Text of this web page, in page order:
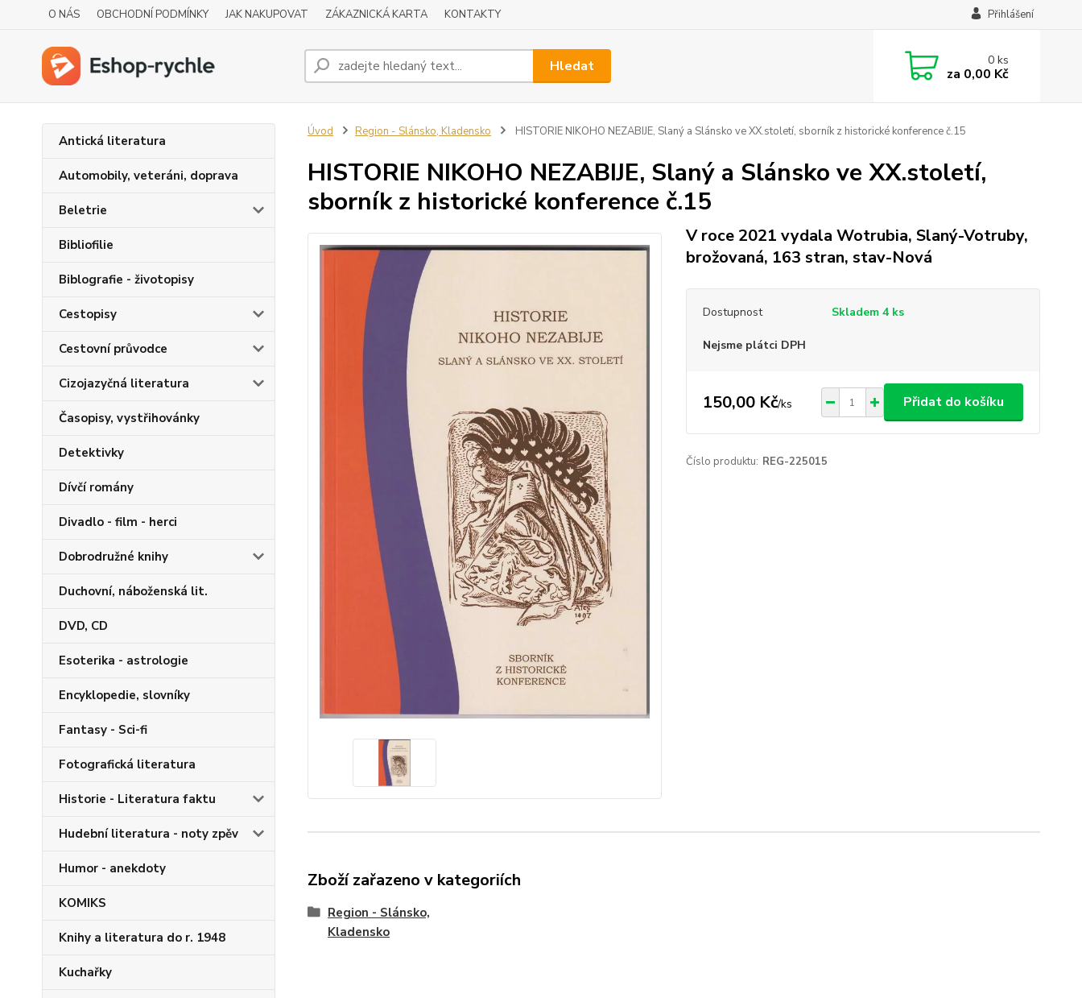
O NÁS OBCHODNÍ PODMÍNKY JAK NAKUPOVAT ZÁKAZNICKÁ KARTA KONTAKTY Přihlášení
Hledat 0ks
za 0,00 Kč
Antická literatura
Automobily, veteráni, doprava
Beletrie
Bibliofilie
Biblografie - životopisy
Cestopisy
Cestovní průvodce
Cizojazyčná literatura
Časopisy, vystřihovánky
Detektivky
Dívčí romány
Divadlo - film - herci
Dobrodružné knihy
Duchovní, náboženská lit.
DVD, CD
Esoterika - astrologie
Encyklopedie, slovníky
Fantasy - Sci-fi
Fotografická literatura
Historie - Literatura faktu
Hudební literatura - noty zpěv
Humor - anekdoty
KOMIKS
Knihy a literatura do r. 1948
Kuchařky
Úvod Region - Slánsko, Kladensko HISTORIE NIKOHO NEZABIJE, Slaný a Slánsko ve XX.století, sborník z historické konference č.15
HISTORIE NIKOHO NEZABIJE, Slaný a Slánsko ve XX.století,
sborník z historické konference č.15
V roce 2021 vydala Wotrubia, Slaný-Votruby,
brožovaná, 163 stran, stav-Nová
Dostupnost Skladem 4 ks
Nejsme plátci DPH
150,00 Kč/ks Přidat do košíku
Číslo produktu: REG-225015
Zboží zařazeno v kategoriích
Region - Slánsko,
Kladensko